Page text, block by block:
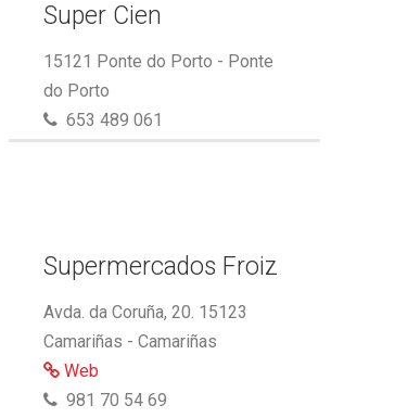
Super Cien
15121 Ponte do Porto - Ponte
do Porto
653 489 061
Supermercados Froiz
Avda. da Coruña, 20. 15123
Camariñas - Camariñas
Web
981 70 54 69